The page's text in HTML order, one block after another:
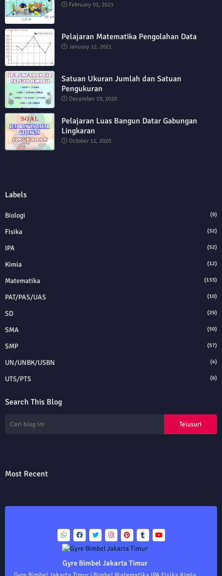
February 01, 2021
Pelajaran Matematika Pengolahan Data
January 12, 2021
Satuan Ukuran Jumlah dan Satuan
Pengukuran
December 19, 2020
Pelajaran Luas Bangun Datar Gabungan
Lingkaran
October 11, 2020
Labels
Biologi (9)
Fisika (32)
IPA (52)
Kimia (12)
Matematika (133)
PAT/PAS/UAS (10)
SD (29)
SMA (50)
SMP (57)
UN/UNBK/USBN (4)
UTS/PTS (6)
Search This Blog
Most Recent
Gyre Bimbel Jakarta Timur